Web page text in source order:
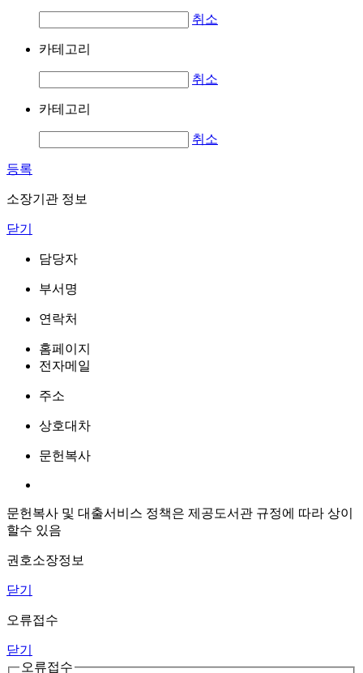
취소
카테고리
취소
카테고리
취소
등록
소장기관 정보
닫기
담당자
부서명
연락처
홈페이지
전자메일
주소
상호대차
문헌복사
문헌복사 및 대출서비스 정책은 제공도서관 규정에 따라 상이
할수 있음
권호소장정보
닫기
오류접수
닫기
오류접수